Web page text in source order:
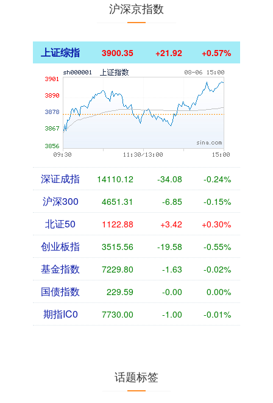
沪深京指数
上证综指 3900.35 +21.92 +0.57%
深证成指 14110.12 -34.08 -0.24%
沪深300 4651.31 -6.85 -0.15%
北证50 1122.88 +3.42 +0.30%
创业板指 3515.56 -19.58 -0.55%
基金指数 7229.80 -1.63 -0.02%
国债指数 229.59 -0.00 0.00%
期指IC0 7730.00 -1.00 -0.01%
话题标签